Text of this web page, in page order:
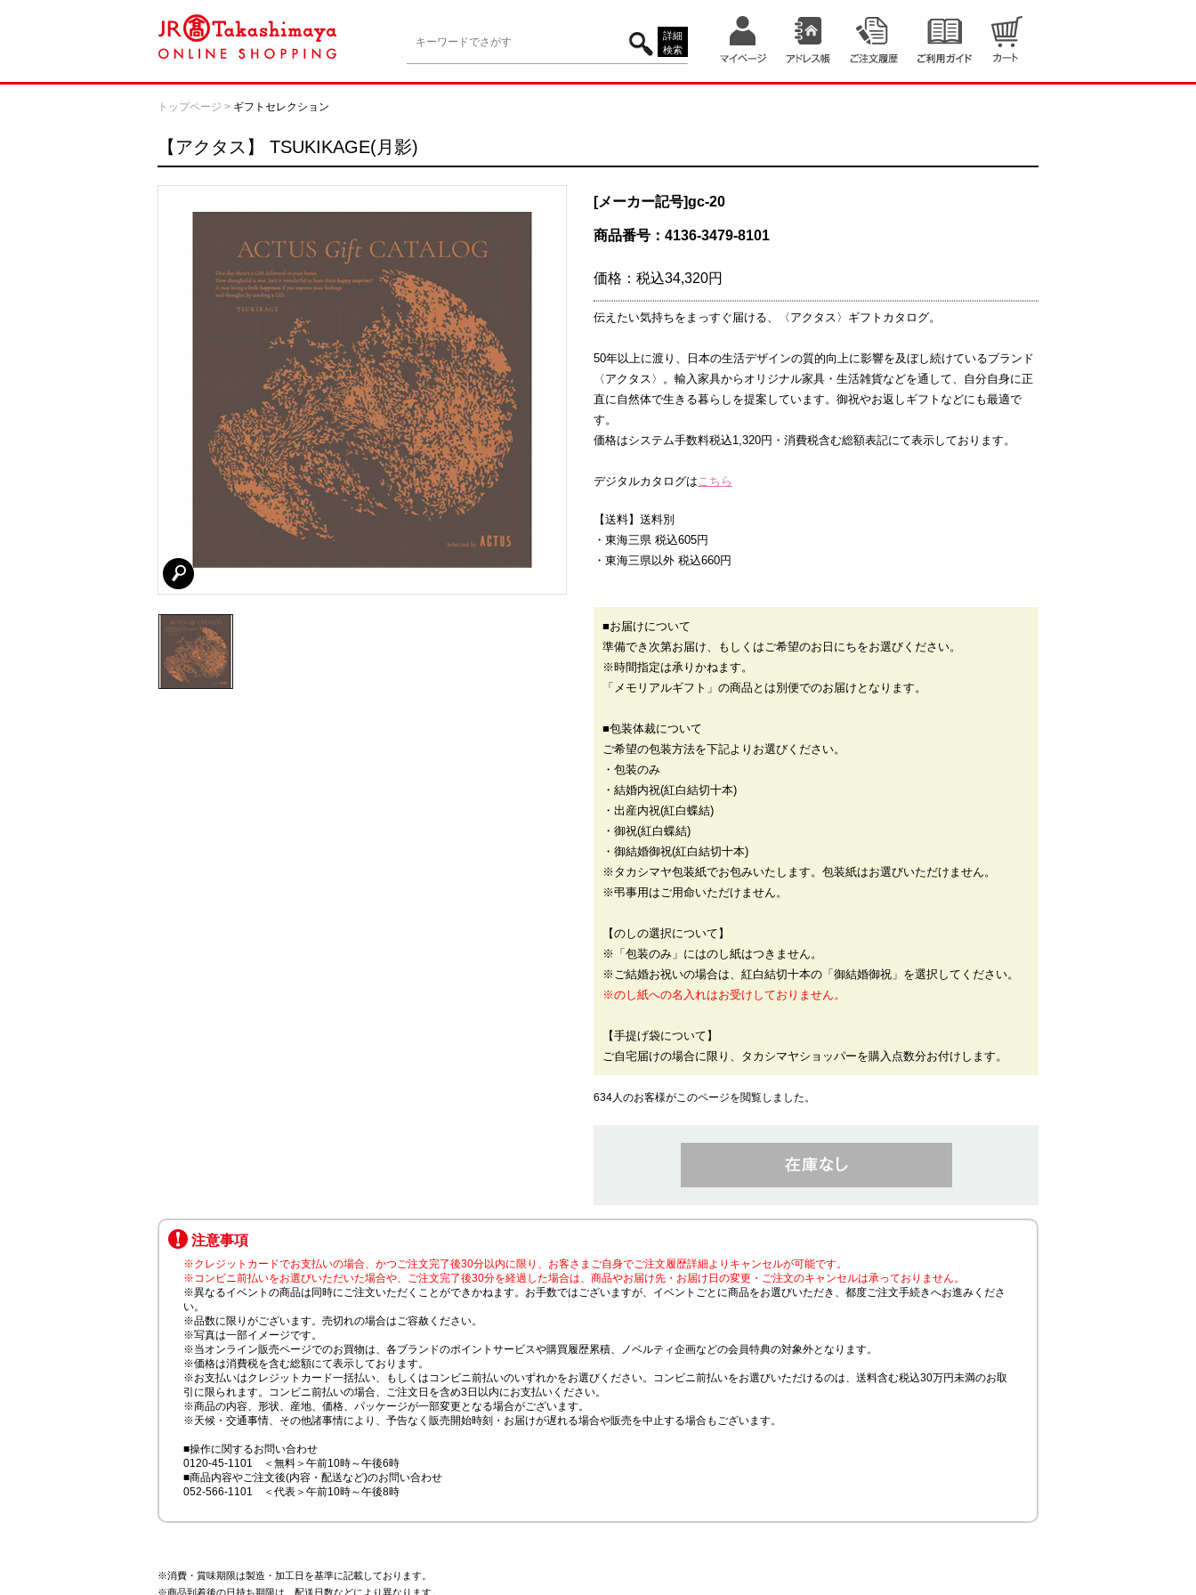
詳細
検索
トップページ > ギフトセレクション
【アクタス】 TSUKIKAGE(月影)
[メーカー記号]gc-20
商品番号：4136-3479-8101
価格： 税込34,320円
伝えたい気持ちをまっすぐ届ける、〈アクタス〉ギフトカタログ。
50年以上に渡り、日本の生活デザインの質的向上に影響を及ぼし続けているブランド
〈アクタス〉。輸入家具からオリジナル家具・生活雑貨などを通して、自分自身に正
直に自然体で生きる暮らしを提案しています。御祝やお返しギフトなどにも最適で
す。
価格はシステム手数料税込1,320円・消費税含む総額表記にて表示しております。
デジタルカタログはこちら
【送料】送料別
・東海三県 税込605円
・東海三県以外 税込660円
■お届けについて
準備でき次第お届け、もしくはご希望のお日にちをお選びください。
※時間指定は承りかねます。
「メモリアルギフト」の商品とは別便でのお届けとなります。
■包装体裁について
ご希望の包装方法を下記よりお選びください。
・包装のみ
・結婚内祝(紅白結切十本)
・出産内祝(紅白蝶結)
・御祝(紅白蝶結)
・御結婚御祝(紅白結切十本)
※タカシマヤ包装紙でお包みいたします。包装紙はお選びいただけません。
※弔事用はご用命いただけません。
【のしの選択について】
※「包装のみ」にはのし紙はつきません。
※ご結婚お祝いの場合は、紅白結切十本の「御結婚御祝」を選択してください。
※のし紙への名入れはお受けしておりません。
【手提げ袋について】
ご自宅届けの場合に限り、タカシマヤショッパーを購入点数分お付けします。
634人のお客様がこのページを閲覧しました。
注意事項
※クレジットカードでお支払いの場合、かつご注文完了後30分以内に限り、お客さまご自身でご注文履歴詳細よりキャンセルが可能です。
※コンビニ前払いをお選びいただいた場合や、ご注文完了後30分を経過した場合は、商品やお届け先・お届け日の変更・ご注文のキャンセルは承っておりません。
※異なるイベントの商品は同時にご注文いただくことができかねます。お手数ではございますが、イベントごとに商品をお選びいただき、都度ご注文手続きへお進みくださ
い。
※品数に限りがございます。売切れの場合はご容赦ください。
※写真は一部イメージです。
※当オンライン販売ページでのお買物は、各ブランドのポイントサービスや購買履歴累積、ノベルティ企画などの会員特典の対象外となります。
※価格は消費税を含む総額にて表示しております。
※お支払いはクレジットカード一括払い、もしくはコンビニ前払いのいずれかをお選びください。コンビニ前払いをお選びいただけるのは、送料含む税込30万円未満のお取
引に限られます。コンビニ前払いの場合、ご注文日を含め3日以内にお支払いください。
※商品の内容、形状、産地、価格、パッケージが一部変更となる場合がございます。
※天候・交通事情、その他諸事情により、予告なく販売開始時刻・お届けが遅れる場合や販売を中止する場合もございます。
■操作に関するお問い合わせ
0120-45-1101 ＜無料＞午前10時～午後6時
■商品内容やご注文後(内容・配送など)のお問い合わせ
052-566-1101 ＜代表＞午前10時～午後8時
※消費・賞味期限は製造・加工日を基準に記載しております。
※商品到着後の日持ち期限は、配送日数などにより異なります。